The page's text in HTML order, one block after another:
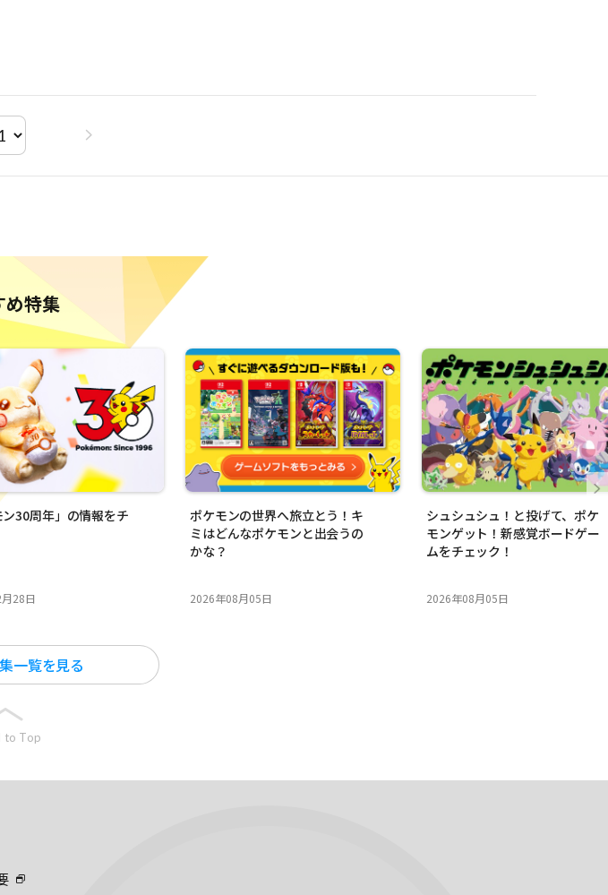
め特集
ン30周年」の情報をチ
28日
ポケモンの世界へ旅立とう！キ
ミはどんなポケモンと出会うの
かな？
2026年08月05日
シュシュシュ！と投げて、ポケ
モンゲット！新感覚ボードゲー
ムをチェック！
2026年08月05日
一覧を見る
to Top